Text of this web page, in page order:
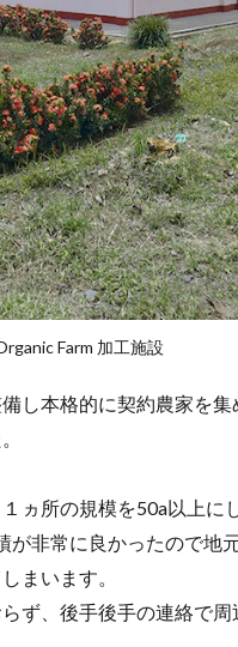
Farm 加工施設
し本格的に契約農家を
ヵ所の規模を50a以上に
非常に良かったので地
まいます。
ず、後手後手の連絡で